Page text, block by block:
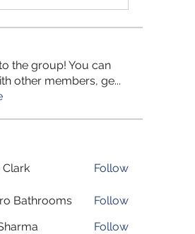
the group! You can
other members, ge...
Clark Follow
Bathrooms
Follow
Follow